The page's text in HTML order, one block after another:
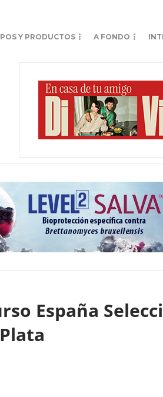
Y PRODUCTOS A FONDO
España